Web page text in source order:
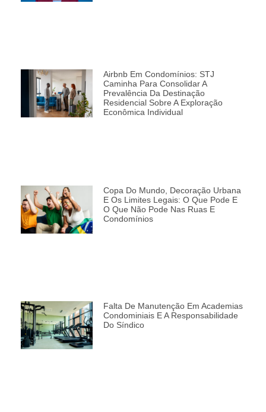
Airbnb Em Condomínios: STJ
Caminha Para Consolidar A
Prevalência Da Destinação
Residencial Sobre A Exploração
Econômica Individual
Copa Do Mundo, Decoração Urbana
E Os Limites Legais: O Que Pode E
O Que Não Pode Nas Ruas E
Condomínios
Falta De Manutenção Em Academias
Condominiais E A Responsabilidade
Do Síndico